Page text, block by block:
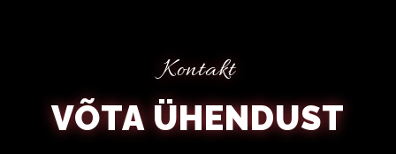
Kontakt
VÕTA ÜHENDUST